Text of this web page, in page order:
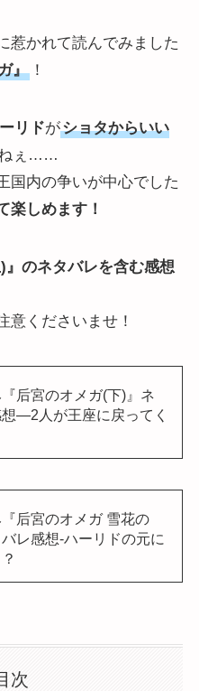
惹かれて読んでみました
』！
リドがショタからいい
ねぇ……
国内の争いが中心でした
楽しめます！
』のネタバレを含む感想
意くださいませ！
后宮のオメガ(下)』ネ
―2人が王座に戻ってく
后宮のオメガ 雪花の
レ感想-ハーリドの元に
次